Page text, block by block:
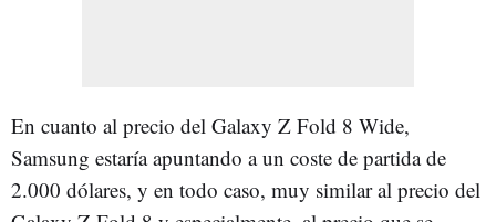
En cuanto al precio del Galaxy Z Fold 8 Wide,
Samsung estaría apuntando a un coste de partida de
2.000 dólares, y en todo caso, muy similar al precio del